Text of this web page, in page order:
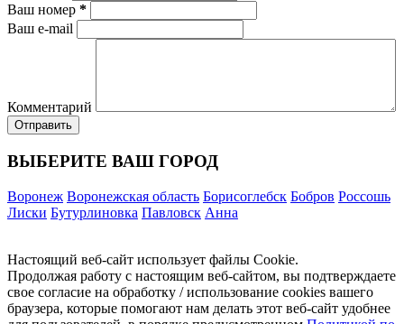
Ваш номер *
Ваш e-mail
Комментарий
ВЫБЕРИТЕ ВАШ ГОРОД
Воронеж Воронежская область Борисоглебск Бобров Россошь
Лиски Бутурлиновка Павловск Анна
Настоящий веб-сайт использует файлы Cookie.
Продолжая работу с настоящим веб-сайтом, вы подтверждаете
свое согласие на обработку / использование cookies вашего
браузера, которые помогают нам делать этот веб-сайт удобнее